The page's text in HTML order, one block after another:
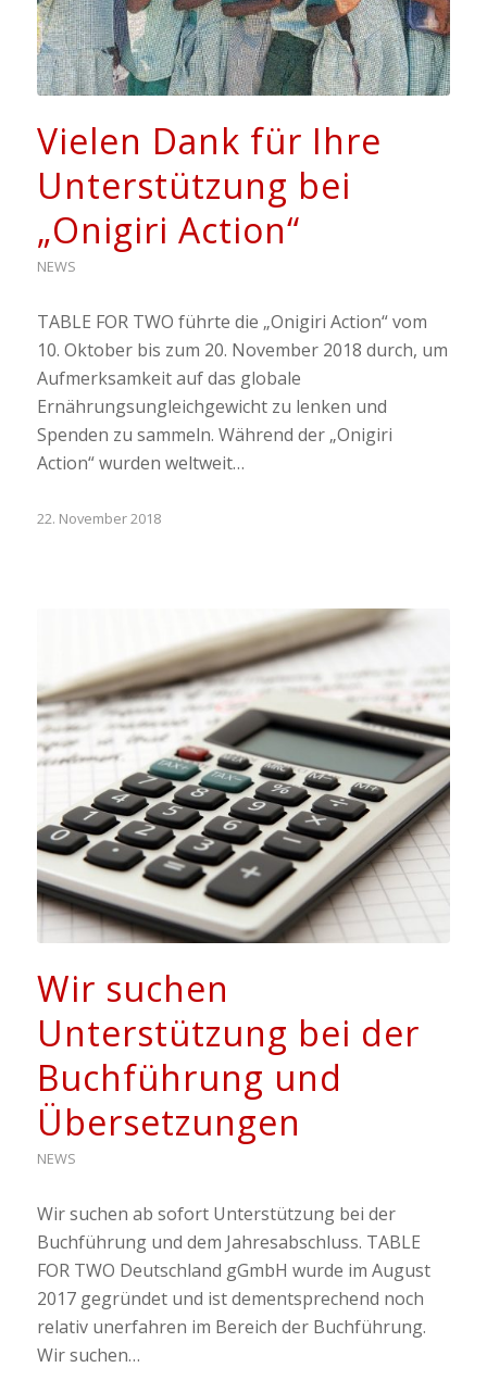
Vielen Dank für Ihre
Unterstützung bei
„Onigiri Action“
NEWS
TABLE FOR TWO führte die „Onigiri Action“ vom
10. Oktober bis zum 20. November 2018 durch, um
Aufmerksamkeit auf das globale
Ernährungsungleichgewicht zu lenken und
Spenden zu sammeln. Während der „Onigiri
Action“ wurden weltweit…
22. November 2018
Wir suchen
Unterstützung bei der
Buchführung und
Übersetzungen
NEWS
Wir suchen ab sofort Unterstützung bei der
Buchführung und dem Jahresabschluss. TABLE
FOR TWO Deutschland gGmbH wurde im August
2017 gegründet und ist dementsprechend noch
relativ unerfahren im Bereich der Buchführung.
Wir suchen…